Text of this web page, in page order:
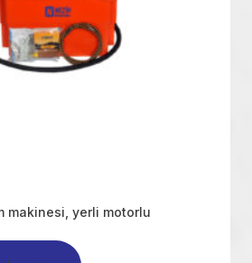
makinesi, yerli motorlu